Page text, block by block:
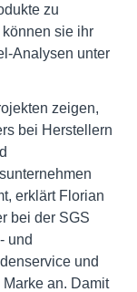
zu
sie ihr
Analysen unter
zeigen,
bei Herstellern
erklärt Florian
bei der SGS
und
und
an. Damit